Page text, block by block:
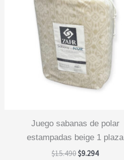
juego sabanas de polar
estampadas beige 1 plaza
$15.490El
$9.294El